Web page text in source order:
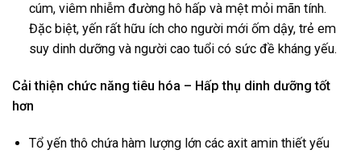
cúm, viêm nhiễm đường hô hấp và mệt mỏi mãn tính.
Đặc biệt, yến rất hữu ích cho người mới ốm dậy, trẻ em
suy dinh dưỡng và người cao tuổi có sức đề kháng yếu.
Cải thiện chức năng tiêu hóa – Hấp thụ dinh dưỡng tốt
hơn
Tổ yến thô chứa hàm lượng lớn các axit amin thiết yếu